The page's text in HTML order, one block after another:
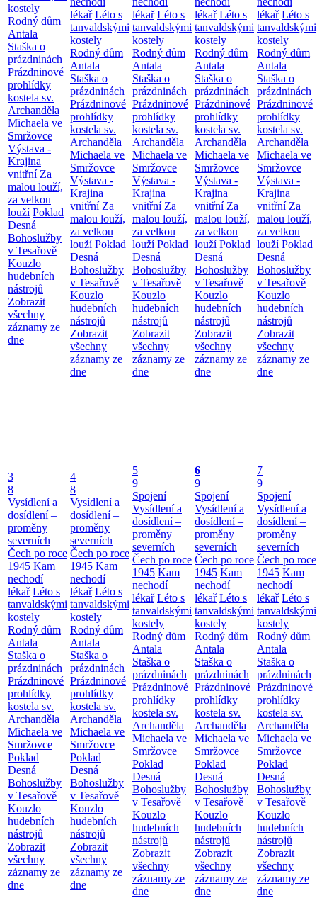
kostely
Rodný dům
Antala
Staška o
prázdninách
Prázdninové
prohlídky
kostela sv.
Archanděla
Michaela ve
Smržovce
Výstava -
Krajina
vnitřní Za
malou louží,
za velkou
louží Poklad
Desná
Bohoslužby
v Tesařově
Kouzlo
hudebních
nástrojů
Zobrazit
všechny
záznamy ze
dne
lékař Léto s
tanvaldskými
kostely
Rodný dům
Antala
Staška o
prázdninách
Prázdninové
prohlídky
kostela sv.
Archanděla
Michaela ve
Smržovce
Výstava -
Krajina
vnitřní Za
malou louží,
za velkou
louží Poklad
Desná
Bohoslužby
v Tesařově
Kouzlo
hudebních
nástrojů
Zobrazit
všechny
záznamy ze
dne
lékař Léto s
tanvaldskými
kostely
Rodný dům
Antala
Staška o
prázdninách
Prázdninové
prohlídky
kostela sv.
Archanděla
Michaela ve
Smržovce
Výstava -
Krajina
vnitřní Za
malou louží,
za velkou
louží Poklad
Desná
Bohoslužby
v Tesařově
Kouzlo
hudebních
nástrojů
Zobrazit
všechny
záznamy ze
dne
lékař Léto s
tanvaldskými
kostely
Rodný dům
Antala
Staška o
prázdninách
Prázdninové
prohlídky
kostela sv.
Archanděla
Michaela ve
Smržovce
Výstava -
Krajina
vnitřní Za
malou louží,
za velkou
louží Poklad
Desná
Bohoslužby
v Tesařově
Kouzlo
hudebních
nástrojů
Zobrazit
všechny
záznamy ze
dne
lékař Léto s
tanvaldskými
kostely
Rodný dům
Antala
Staška o
prázdninách
Prázdninové
prohlídky
kostela sv.
Archanděla
Michaela ve
Smržovce
Výstava -
Krajina
vnitřní Za
malou louží,
za velkou
louží Poklad
Desná
Bohoslužby
v Tesařově
Kouzlo
hudebních
nástrojů
Zobrazit
všechny
záznamy ze
dne
3
8
Vysídlení a
dosídlení –
proměny
severních
Čech po roce
1945 Kam
nechodí
lékař Léto s
tanvaldskými
kostely
Rodný dům
Antala
Staška o
prázdninách
Prázdninové
prohlídky
kostela sv.
Archanděla
Michaela ve
Smržovce
Poklad
Desná
Bohoslužby
v Tesařově
Kouzlo
hudebních
nástrojů
Zobrazit
všechny
záznamy ze
dne
4
8
Vysídlení a
dosídlení –
proměny
severních
Čech po roce
1945 Kam
nechodí
lékař Léto s
tanvaldskými
kostely
Rodný dům
Antala
Staška o
prázdninách
Prázdninové
prohlídky
kostela sv.
Archanděla
Michaela ve
Smržovce
Poklad
Desná
Bohoslužby
v Tesařově
Kouzlo
hudebních
nástrojů
Zobrazit
všechny
záznamy ze
dne
5
9
Spojení
Vysídlení a
dosídlení –
proměny
severních
Čech po roce
1945 Kam
nechodí
lékař Léto s
tanvaldskými
kostely
Rodný dům
Antala
Staška o
prázdninách
Prázdninové
prohlídky
kostela sv.
Archanděla
Michaela ve
Smržovce
Poklad
Desná
Bohoslužby
v Tesařově
Kouzlo
hudebních
nástrojů
Zobrazit
všechny
záznamy ze
dne
6
9
Spojení
Vysídlení a
dosídlení –
proměny
severních
Čech po roce
1945 Kam
nechodí
lékař Léto s
tanvaldskými
kostely
Rodný dům
Antala
Staška o
prázdninách
Prázdninové
prohlídky
kostela sv.
Archanděla
Michaela ve
Smržovce
Poklad
Desná
Bohoslužby
v Tesařově
Kouzlo
hudebních
nástrojů
Zobrazit
všechny
záznamy ze
dne
7
9
Spojení
Vysídlení a
dosídlení –
proměny
severních
Čech po roce
1945 Kam
nechodí
lékař Léto s
tanvaldskými
kostely
Rodný dům
Antala
Staška o
prázdninách
Prázdninové
prohlídky
kostela sv.
Archanděla
Michaela ve
Smržovce
Poklad
Desná
Bohoslužby
v Tesařově
Kouzlo
hudebních
nástrojů
Zobrazit
všechny
záznamy ze
dne